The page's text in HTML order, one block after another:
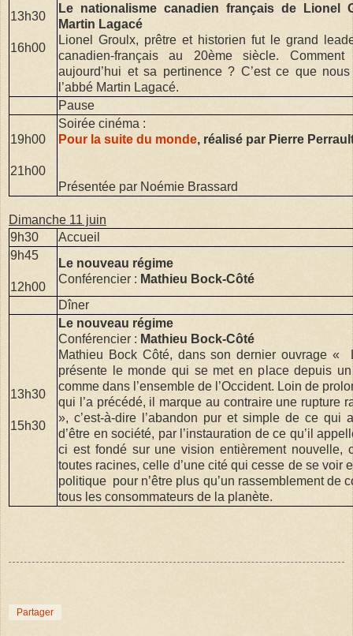
13h30
16h00
Le nationalisme canadien français de Lionel
Martin Lagacé
Lionel Groulx, prêtre et historien fut le grand
canadien-français au 20ème siècle. Comment
aujourd’hui et sa pertinence ? C’est ce que
l’abbé Martin Lagacé.
Pause
19h00
21h00
Soirée cinéma :
Pour la suite du monde, réalisé par Pierre
Présentée par Noémie Brassard
Dimanche 11 juin
9h30
Accueil
9h45
12h00
Le nouveau régime
Conférencier : Mathieu Bock-Côté
Dîner
13h30
15h30
Le nouveau régime
Conférencier : Mathieu Bock-Côté
Mathieu Bock Côté, dans son dernier ouvrage «
présente le monde qui se met en place depuis
comme dans l’ensemble de l’Occident. Loin de
qui l’a précédé, il marque au contraire une rupture
», c’est-à-dire l’abandon pur et simple de ce qui
d’être en société, par l’instauration de ce qu’il
ci est fondé sur une vision entièrement nouvelle,
toutes racines, celle d’une cité qui cesse de se voir
politique pour n’être plus qu’un rassemblement de
tous les consommateurs de la planète.
Partager